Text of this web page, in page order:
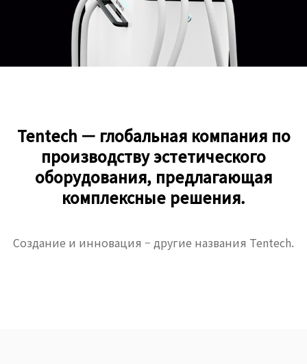
Tentech — глобальная компания по
производству эстетического
оборудования, предлагающая
комплексные решения.
Создание и инновация – другие названия Tentech.